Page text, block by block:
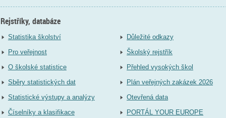
Rejstříky, databáze
Statistika školství
Pro veřejnost
O školské statistice
Sběry statistických dat
Statistické výstupy a analýzy
Číselníky a klasifikace
Důležité odkazy
Školský rejstřík
Přehled vysokých škol
Plán veřejných zakázek 2026
Otevřená data
PORTÁL YOUR EUROPE